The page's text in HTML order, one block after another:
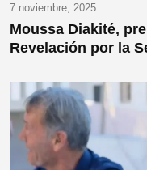
7 noviembre, 2025
Moussa Diakité,
Revelación por la